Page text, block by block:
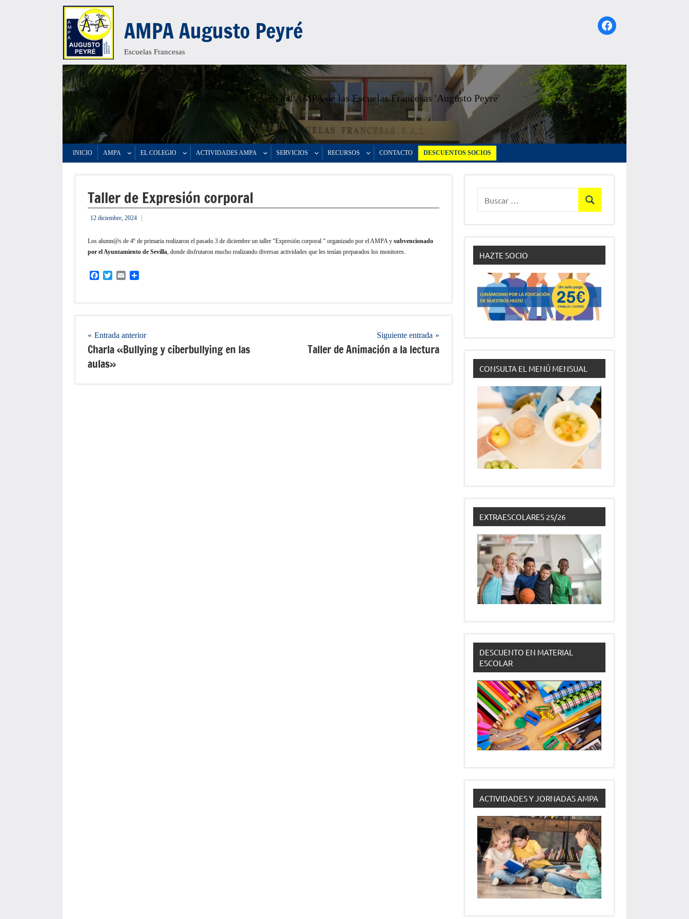
Saltar
al
contenido
AMPA Augusto Peyré
Escuelas Francesas
Facebook
Bienvenidos a la web del AMPA de las Escuelas Francesas 'Augusto Peyré'
INICIO AMPA EL COLEGIO ACTIVIDADES AMPA SERVICIOS RECURSOS CONTACTO DESCUENTOS SOCIOS
Taller de Expresión corporal
12 diciembre, 2024
Los alumn@s de 4º de primaria realizaron el pasado 3 de diciembre un taller “Expresión corporal “ organizado por el AMPA y subvencionado
por el Ayuntamiento de Sevilla, donde disfrutaron mucho realizando diversas actividades que les tenían preparados los monitores.
FacebookTwitterEmail
Navegación
de
entradas
Entrada anterior
Charla «Bullying y ciberbullying en las
aulas»
Siguiente entrada
Taller de Animación a la lectura
Buscar
HAZTE SOCIO
CONSULTA EL MENÚ MENSUAL
EXTRAESCOLARES 25/26
DESCUENTO EN MATERIAL
ESCOLAR
ACTIVIDADES Y JORNADAS AMPA